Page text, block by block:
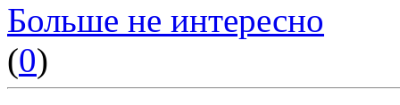
Больше не интересно
(0)